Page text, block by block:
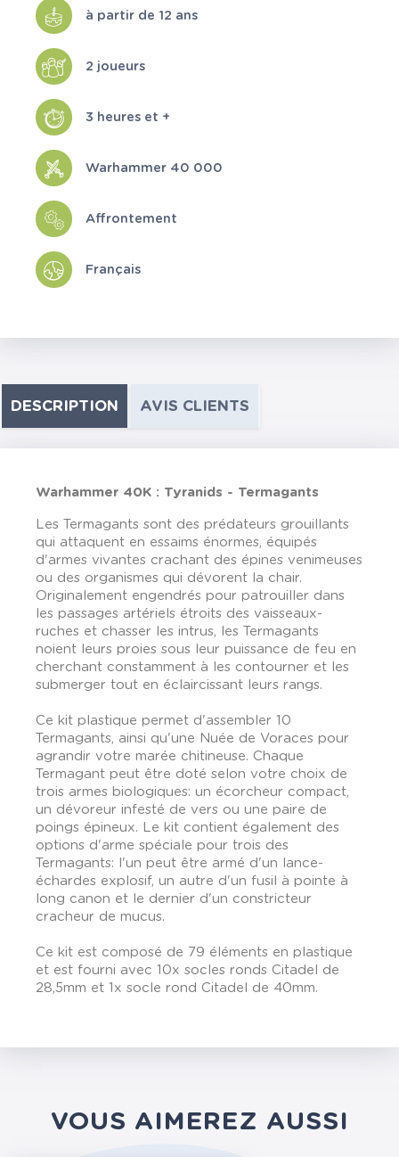
à partir de 12 ans
2 joueurs
3 heures et +
Warhammer 40 000
Affrontement
Français
DESCRIPTION AVIS CLIENTS
Warhammer 40K : Tyranids - Termagants
Les Termagants sont des prédateurs grouillants
qui attaquent en essaims énormes, équipés
d'armes vivantes crachant des épines venimeuses
ou des organismes qui dévorent la chair.
Originalement engendrés pour patrouiller dans
les passages artériels étroits des vaisseaux-
ruches et chasser les intrus, les Termagants
noient leurs proies sous leur puissance de feu en
cherchant constamment à les contourner et les
submerger tout en éclaircissant leurs rangs.
Ce kit plastique permet d'assembler 10
Termagants, ainsi qu'une Nuée de Voraces pour
agrandir votre marée chitineuse. Chaque
Termagant peut être doté selon votre choix de
trois armes biologiques: un écorcheur compact,
un dévoreur infesté de vers ou une paire de
poings épineux. Le kit contient également des
options d'arme spéciale pour trois des
Termagants: l'un peut être armé d'un lance-
échardes explosif, un autre d'un fusil à pointe à
long canon et le dernier d'un constricteur
cracheur de mucus.
Ce kit est composé de 79 éléments en plastique
et est fourni avec 10x socles ronds Citadel de
28,5mm et 1x socle rond Citadel de 40mm.
VOUS AIMEREZ AUSSI